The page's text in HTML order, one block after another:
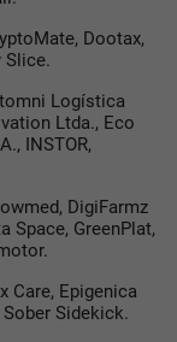
Dootax,
Slice.
Logística
Ltda., Eco
INSTOR,
DigiFarmz
Space, GreenPlat,
Care, Epigenica
Sidekick.